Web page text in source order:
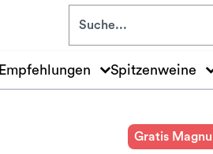
Empfehlungen Spitzenweine
Gratis